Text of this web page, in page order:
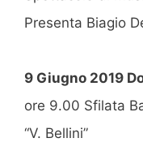
Presenta Biagio
9 Giugno 2019
ore 9.00 Sfilata
“V. Bellini”